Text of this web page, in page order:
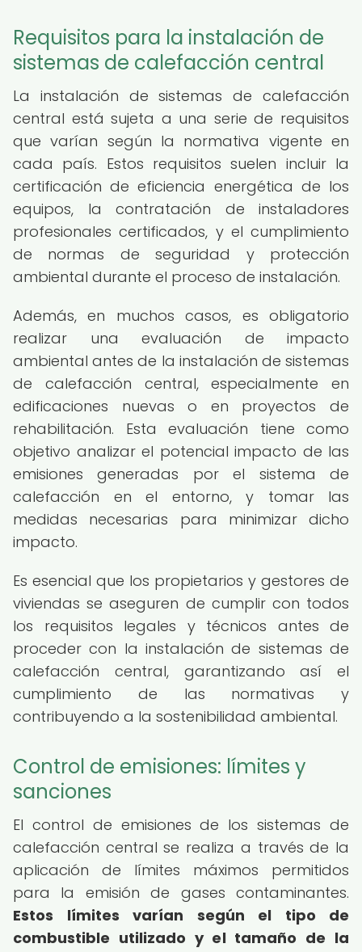
Requisitos para la instalación de
sistemas de calefacción central
La instalación de sistemas de calefacción
central está sujeta a una serie de requisitos
que varían según la normativa vigente en
cada país. Estos requisitos suelen incluir la
certificación de eficiencia energética de los
equipos, la contratación de instaladores
profesionales certificados, y el cumplimiento
de normas de seguridad y protección
ambiental durante el proceso de instalación.
Además, en muchos casos, es obligatorio
realizar una evaluación de impacto
ambiental antes de la instalación de sistemas
de calefacción central, especialmente en
edificaciones nuevas o en proyectos de
rehabilitación. Esta evaluación tiene como
objetivo analizar el potencial impacto de las
emisiones generadas por el sistema de
calefacción en el entorno, y tomar las
medidas necesarias para minimizar dicho
impacto.
Es esencial que los propietarios y gestores de
viviendas se aseguren de cumplir con todos
los requisitos legales y técnicos antes de
proceder con la instalación de sistemas de
calefacción central, garantizando así el
cumplimiento de las normativas y
contribuyendo a la sostenibilidad ambiental.
Control de emisiones: límites y
sanciones
El control de emisiones de los sistemas de
calefacción central se realiza a través de la
aplicación de límites máximos permitidos
para la emisión de gases contaminantes.
Estos límites varían según el tipo de
combustible utilizado y el tamaño de la